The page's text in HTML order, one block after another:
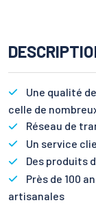
Une qualité
celle de
Réseau de
Un service
Des produits
Près de 100
artisanales